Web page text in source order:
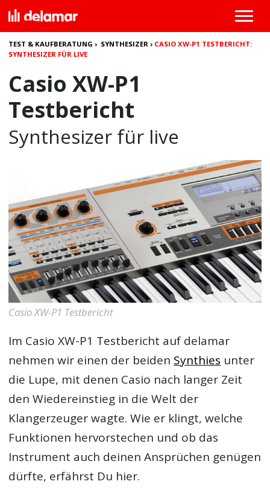
TEST & KAUFBERATUNG › SYNTHESIZER › CASIO XW-P1 TESTBERICHT:
SYNTHESIZER FÜR LIVE
Casio XW-P1
Testbericht
Synthesizer für live
Casio XW-P1 Testbericht
Im Casio XW-P1 Testbericht auf delamar
nehmen wir einen der beiden Synthies unter
die Lupe, mit denen Casio nach langer Zeit
den Wiedereinstieg in die Welt der
Klangerzeuger wagte. Wie er klingt, welche
Funktionen hervorstechen und ob das
Instrument auch deinen Ansprüchen genügen
dürfte, erfährst Du hier.